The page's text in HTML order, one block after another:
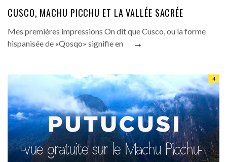
CUSCO, MACHU PICCHU ET LA VALLÉE SACRÉE
Mes premières impressions On dit que Cusco, ou la forme
hispanisée de «Qosqo» signifie en
→
4